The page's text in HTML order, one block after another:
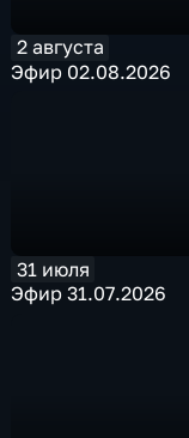
2 августа
Эфир 02.08.2026
31 июля
Эфир 31.07.2026